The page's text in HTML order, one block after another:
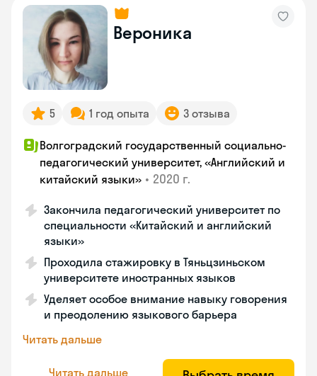
Вероника
5 1 год опыта 3 отзыва
Волгоградский государственный социально-
педагогический университет, «Английский и
китайский языки» • 2020 г.
Закончила педагогический университет по
специальности «Китайский и английский
языки»
Проходила стажировку в Тяньцзиньском
университете иностранных языков
Уделяет особое внимание навыку говорения
и преодолению языкового барьера
Читать дальше
Читать дальше